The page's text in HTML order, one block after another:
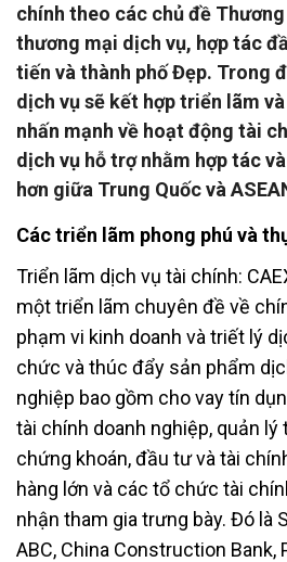
chính theo các chủ đề
thương mại dịch vụ, hợp tác
tiến và thành phố Đẹp. Trong
dịch vụ sẽ kết hợp triển lãm
nhấn mạnh về hoạt động tài
dịch vụ hỗ trợ nhằm hợp tác
hơn giữa Trung Quốc và
Các triển lãm phong phú và
Triển lãm dịch vụ tài chính:
một triển lãm chuyên đề về
phạm vi kinh doanh và triết lý
chức và thúc đẩy sản phẩm
nghiệp bao gồm cho vay tín
tài chính doanh nghiệp, quản lý
chứng khoán, đầu tư và tài
hàng lớn và các tổ chức tài
nhận tham gia trưng bày. Đó là
ABC, China Construction Bank,